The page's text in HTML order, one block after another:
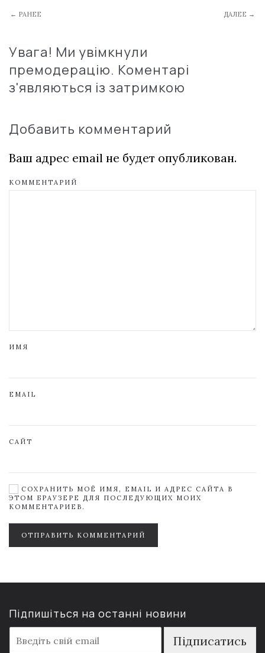
← РАНЕЕ ДАЛЕЕ →
Увага! Ми увімкнули
премодерацію. Коментарі
з'являються із затримкою
Добавить комментарий
Ваш адрес email не будет опубликован.
КОММЕНТАРИЙ
ИМЯ
EMAIL
САЙТ
СОХРАНИТЬ МОЁ ИМЯ, EMAIL И АДРЕС САЙТА В
ЭТОМ БРАУЗЕРЕ ДЛЯ ПОСЛЕДУЮЩИХ МОИХ
КОММЕНТАРИЕВ.
ОТПРАВИТЬ КОММЕНТАРИЙ
Підпишіться на останні новини
m
Підписатись